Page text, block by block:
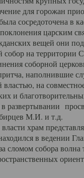
для горожан
сосредоточена в
царским
вещей они
на территории
соборной
наполнившие
властью, на
и
развертывании
М.И. и т.д.
храм
в ведении
собора волна